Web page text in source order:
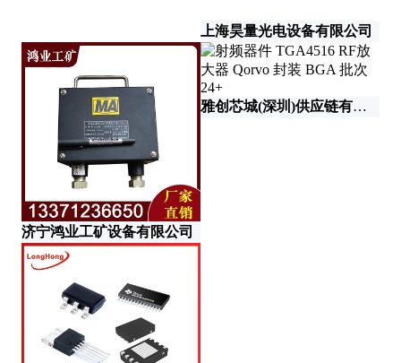
上海昊量光电设备有限公司
济宁鸿业工矿设备有限公司
雅创芯城(深圳)供应链有限公司